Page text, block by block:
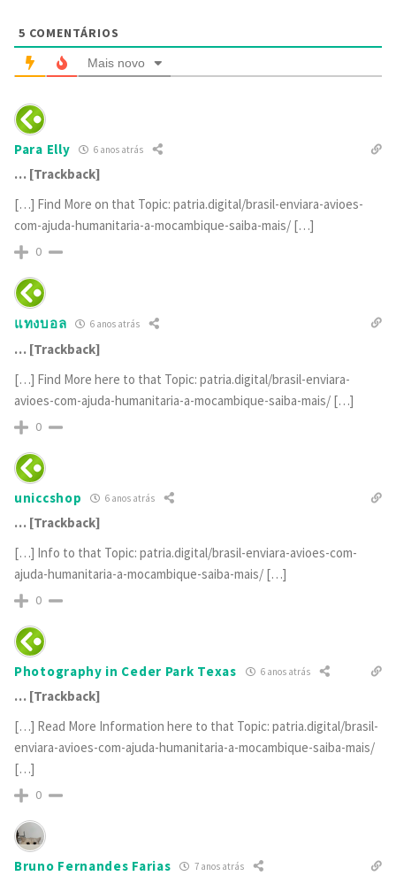
5 COMENTÁRIOS
Mais novo
Para Elly 6 anos atrás
… [Trackback]
[…] Find More on that Topic: patria.digital/brasil-enviara-avioes-
com-ajuda-humanitaria-a-mocambique-saiba-mais/ […]
0
แทงบอล 6 anos atrás
… [Trackback]
[…] Find More here to that Topic: patria.digital/brasil-enviara-
avioes-com-ajuda-humanitaria-a-mocambique-saiba-mais/ […]
0
uniccshop 6 anos atrás
… [Trackback]
[…] Info to that Topic: patria.digital/brasil-enviara-avioes-com-
ajuda-humanitaria-a-mocambique-saiba-mais/ […]
0
Photography in Ceder Park Texas 6 anos atrás
… [Trackback]
[…] Read More Information here to that Topic: patria.digital/brasil-
enviara-avioes-com-ajuda-humanitaria-a-mocambique-saiba-mais/
[…]
0
Bruno Fernandes Farias 7 anos atrás